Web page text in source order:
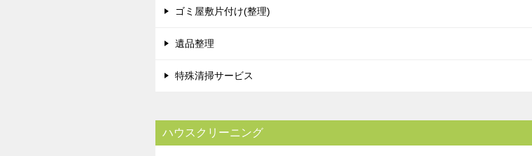
ゴミ屋敷片付け(整理)
遺品整理
特殊清掃サービス
ハウスクリーニング